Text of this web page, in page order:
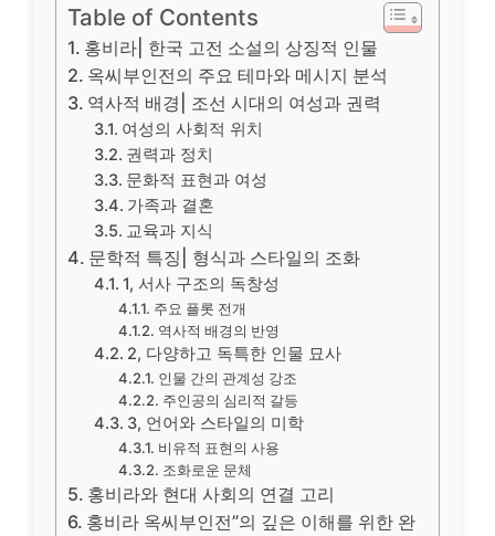
Table of Contents
홍비라| 한국 고전 소설의 상징적 인물
옥씨부인전의 주요 테마와 메시지 분석
역사적 배경| 조선 시대의 여성과 권력
여성의 사회적 위치
권력과 정치
문화적 표현과 여성
가족과 결혼
교육과 지식
문학적 특징| 형식과 스타일의 조화
1, 서사 구조의 독창성
주요 플롯 전개
역사적 배경의 반영
2, 다양하고 독특한 인물 묘사
인물 간의 관계성 강조
주인공의 심리적 갈등
3, 언어와 스타일의 미학
비유적 표현의 사용
조화로운 문체
홍비라와 현대 사회의 연결 고리
홍비라 옥씨부인전”의 깊은 이해를 위한 완